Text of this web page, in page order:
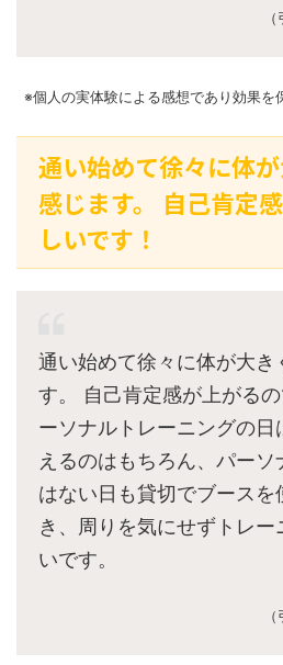
※個人の実体験による感想であり効果を
通い始めて徐々に体
感じます。 自己肯定
しいです！
通い始めて徐々に体が大き
す。 自己肯定感が上がる
ーソナルトレーニングの日
えるのはもちろん、パー
はない日も貸切でブース
き、周りを気にせずトレー
いです。